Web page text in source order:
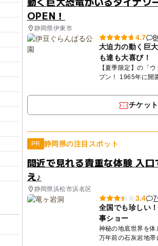
OPEN！
静岡県伊東市
4.7
大迫力の動く巨
も達も大喜び！
【夏季限定】の「
プン！ 1965年に開園した伊豆ぐらんぱる公園は、東京ドー
ク...
チケッ
PR 静岡県の注目スポット
間近で見れる貴重な体験 入
え♪
静岡県浜松市浜名区
3.4
全国でも珍しい
事ショー
神秘の地底世界を
万年前の石灰岩地